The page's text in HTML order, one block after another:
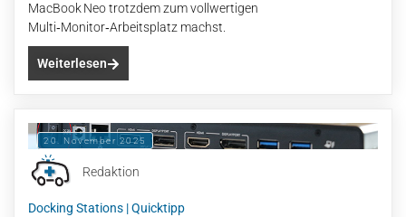
MacBook Neo trotzdem zum vollwertigen
Multi‑Monitor‑Arbeitsplatz machst.
Weiterlesen
20. November 2025
Redaktion
Docking Stations |Quicktipp